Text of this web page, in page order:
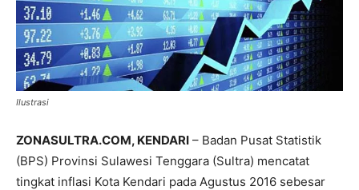
Ilustrasi
ZONASULTRA.COM, KENDARI – Badan Pusat Statistik
(BPS) Provinsi Sulawesi Tenggara (Sultra) mencatat
tingkat inflasi Kota Kendari pada Agustus 2016 sebesar